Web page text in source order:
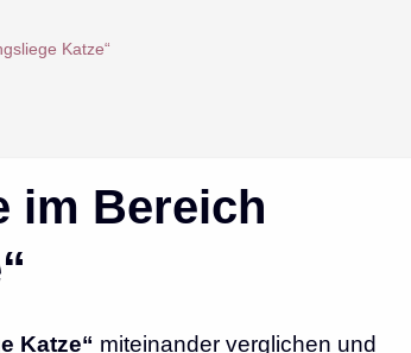
Katze“
im Bereich
Katze“ miteinander verglichen und